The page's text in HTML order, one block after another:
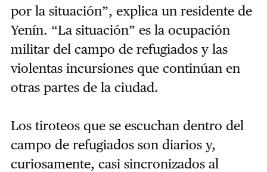
por la situación”, explica un residente de
Yenín. “La situación” es la ocupación
militar del campo de refugiados y las
violentas incursiones que continúan en
otras partes de la ciudad.
Los tiroteos que se escuchan dentro del
campo de refugiados son diarios y,
curiosamente, casi sincronizados al